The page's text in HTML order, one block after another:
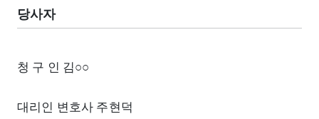
당사자
청 구 인 김○○
대리인 변호사 주현덕